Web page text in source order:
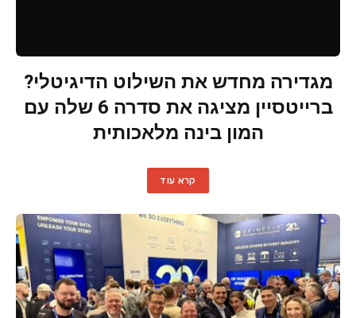
מגדירה מחדש את השילוט הדיגיטלי?
ברייטסיין מציגה את סדרה 6 שלה עם
המון בינה מלאכותית
קרא עוד